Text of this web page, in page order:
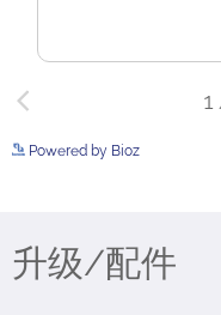
Powered by Bioz
升级/配件